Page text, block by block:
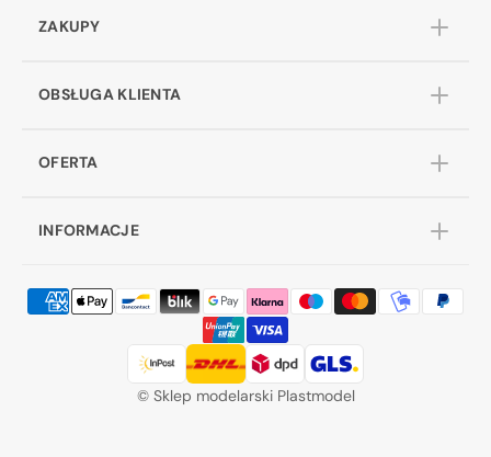
ZAKUPY
OBSŁUGA KLIENTA
OFERTA
INFORMACJE
© Sklep modelarski Plastmodel